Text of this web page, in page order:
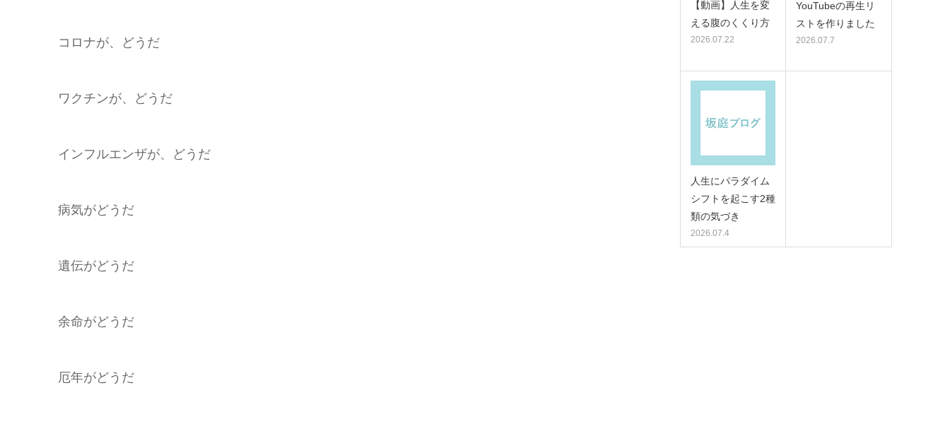
コロナが、どうだ
ワクチンが、どうだ
インフルエンザが、どうだ
病気がどうだ
遺伝がどうだ
余命がどうだ
厄年がどうだ
【動画】人生を変
える腹のくくり方
2026.07.22
YouTubeの再生リ
ストを作りました
2026.07.7
人生にパラダイム
シフトを起こす2種
類の気づき
2026.07.4